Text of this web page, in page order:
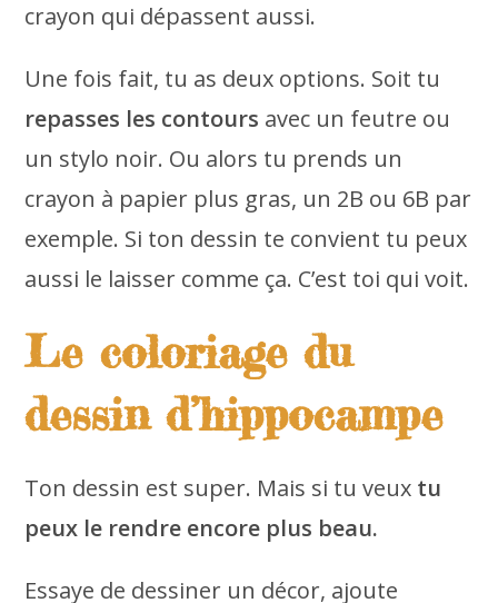
crayon qui dépassent aussi.
Une fois fait, tu as deux options. Soit tu
repasses les contours avec un feutre ou
un stylo noir. Ou alors tu prends un
crayon à papier plus gras, un 2B ou 6B par
exemple. Si ton dessin te convient tu peux
aussi le laisser comme ça. C’est toi qui voit.
Le coloriage du
dessin d’hippocampe
Ton dessin est super. Mais si tu veux tu
peux le rendre encore plus beau.
Essaye de dessiner un décor, ajoute